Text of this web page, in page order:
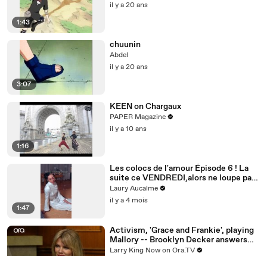
1:43
il y a 20 ans
3:07
chuunin
Abdel
il y a 20 ans
1:16
KEEN on Chargaux
PAPER Magazine
il y a 10 ans
1:47
Les colocs de l'amour Épisode 6 ! La
suite ce VENDREDI,alors ne loupe pas
ça! Épisode 6/8 pour la saison 2
Laury Aucalme
il y a 4 mois
Activism, 'Grace and Frankie', playing
Mallory -- Brooklyn Decker answers
your social media questions
Larry King Now on Ora.TV